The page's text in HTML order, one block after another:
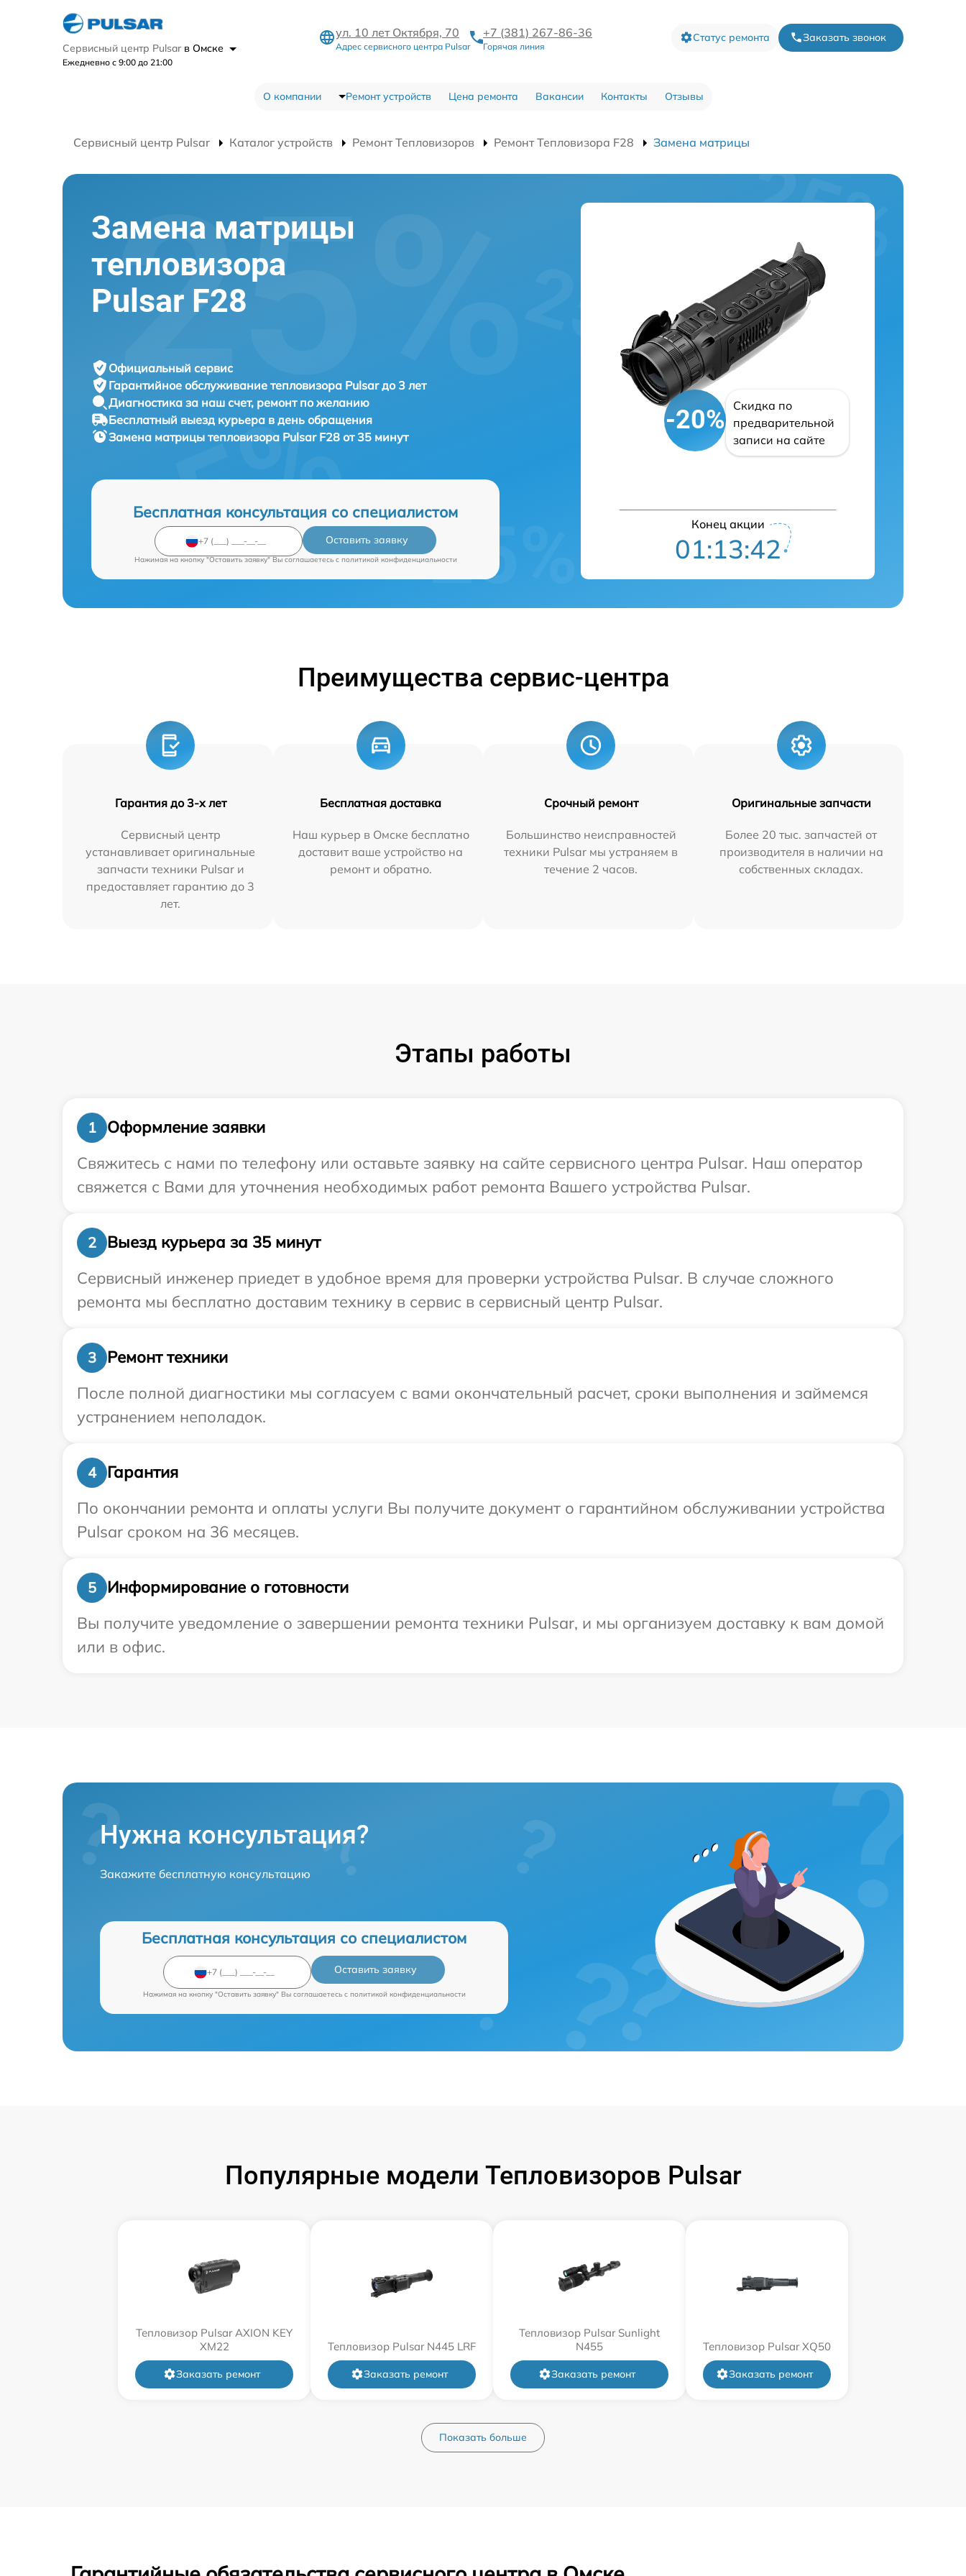
Сервисный центр Pulsar в Омске
Ежедневно с 9:00 до 21:00
ул. 10 лет Октября, 70
Адрес сервисного центра Pulsar
+7 (381) 267-86-36
Горячая линия
Статус ремонта Заказать звонок
О компании Ремонт устройств Цена ремонта Вакансии Контакты Отзывы
Сервисный центр Pulsar Каталог устройств Ремонт Тепловизоров Ремонт Тепловизора F28 Замена матрицы
Замена матрицы
тепловизора
Pulsar F28
Официальный сервис
Гарантийное обслуживание тепловизора Pulsar до 3 лет
Диагностика за наш счет, ремонт по желанию
Бесплатный выезд курьера в день обращения
Замена матрицы тепловизора Pulsar F28 от 35 минут
Бесплатная консультация со специалистом
Оставить заявку
Нажимая на кнопку "Оставить заявку" Вы соглашаетесь c политикой конфиденциальности
-20%
Скидка по
предварительной
записи на сайте
Конец акции
01:13:41
Преимущества сервис-центра
Гарантия до 3-х лет
Сервисный центр
устанавливает оригинальные
запчасти техники Pulsar и
предоставляет гарантию до 3
лет.
Бесплатная доставка
Наш курьер в Омске бесплатно
доставит ваше устройство на
ремонт и обратно.
Срочный ремонт
Большинство неисправностей
техники Pulsar мы устраняем в
течение 2 часов.
Оригинальные запчасти
Более 20 тыс. запчастей от
производителя в наличии на
собственных складах.
Этапы работы
1
Оформление заявки
Свяжитесь с нами по телефону или оставьте заявку на сайте сервисного центра Pulsar. Наш оператор
свяжется с Вами для уточнения необходимых работ ремонта Вашего устройства Pulsar.
2
Выезд курьера за 35 минут
Сервисный инженер приедет в удобное время для проверки устройства Pulsar. В случае сложного
ремонта мы бесплатно доставим технику в сервис в сервисный центр Pulsar.
3
Ремонт техники
После полной диагностики мы согласуем с вами окончательный расчет, сроки выполнения и займемся
устранением неполадок.
4
Гарантия
По окончании ремонта и оплаты услуги Вы получите документ о гарантийном обслуживании устройства
Pulsar сроком на 36 месяцев.
5
Информирование о готовности
Вы получите уведомление о завершении ремонта техники Pulsar, и мы организуем доставку к вам домой
или в офис.
Нужна консультация?
Закажите бесплатную консультацию
Бесплатная консультация со специалистом
Оставить заявку
Нажимая на кнопку "Оставить заявку" Вы соглашаетесь c политикой конфиденциальности
Популярные модели Тепловизоров Pulsar
Тепловизор Pulsar AXION KEY
XM22
Заказать ремонт
Тепловизор Pulsar N445 LRF
Заказать ремонт
Тепловизор Pulsar Sunlight
N455
Заказать ремонт
Тепловизор Pulsar XQ50
Заказать ремонт
Показать больше